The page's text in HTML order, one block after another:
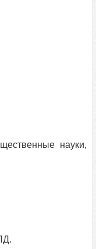
науки,